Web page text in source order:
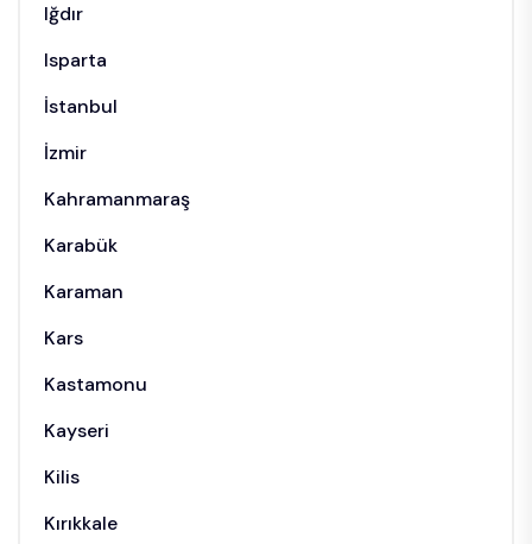
Iğdır
Isparta
İstanbul
İzmir
Kahramanmaraş
Karabük
Karaman
Kars
Kastamonu
Kayseri
Kilis
Kırıkkale